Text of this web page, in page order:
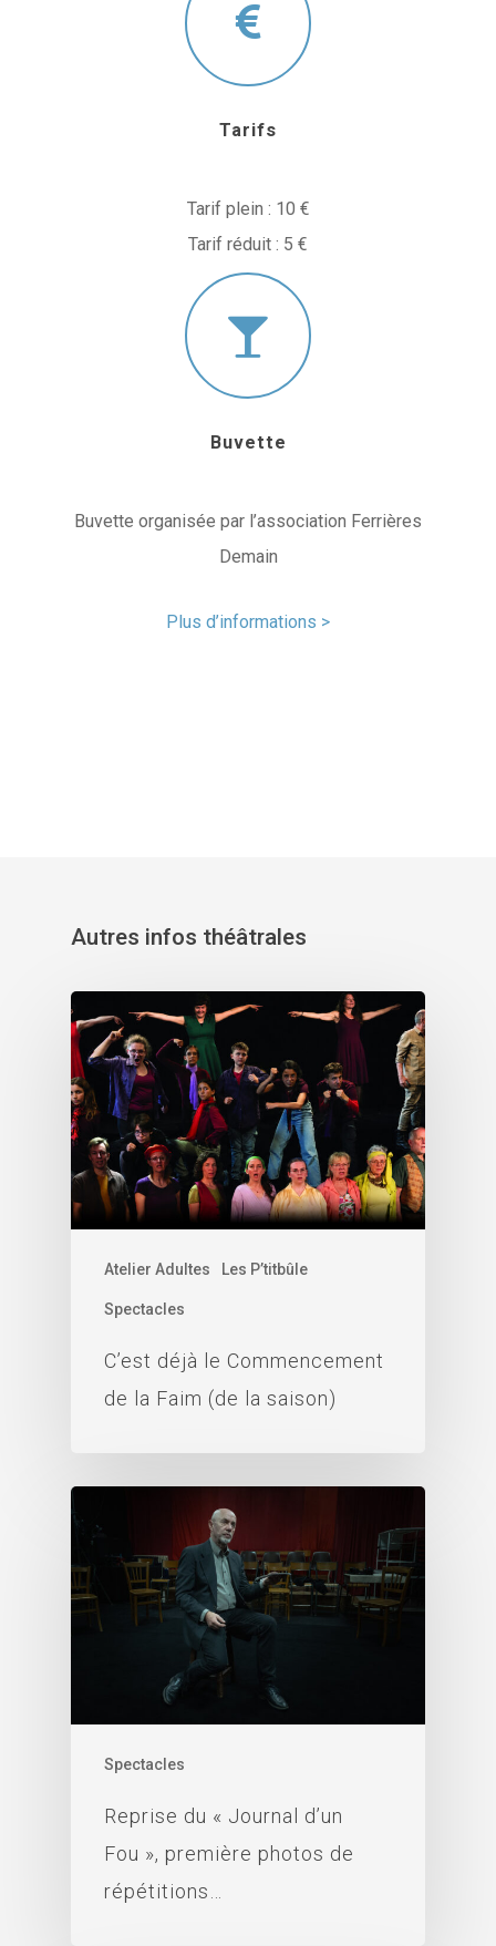
Tarifs
Tarif plein : 10 €
Tarif réduit : 5 €
Buvette
Buvette organisée par l’association Ferrières
Demain
Plus d’informations >
Autres infos théâtrales
Atelier Adultes Les P’titbûle
Spectacles
C’est déjà le Commencement
de la Faim (de la saison)
Spectacles
Reprise du « Journal d’un
Fou », première photos de
répétitions…